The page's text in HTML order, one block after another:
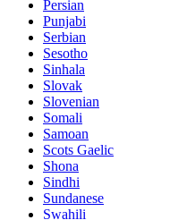
Persian
Punjabi
Serbian
Sesotho
Sinhala
Slovak
Slovenian
Somali
Samoan
Scots Gaelic
Shona
Sindhi
Sundanese
Swahili